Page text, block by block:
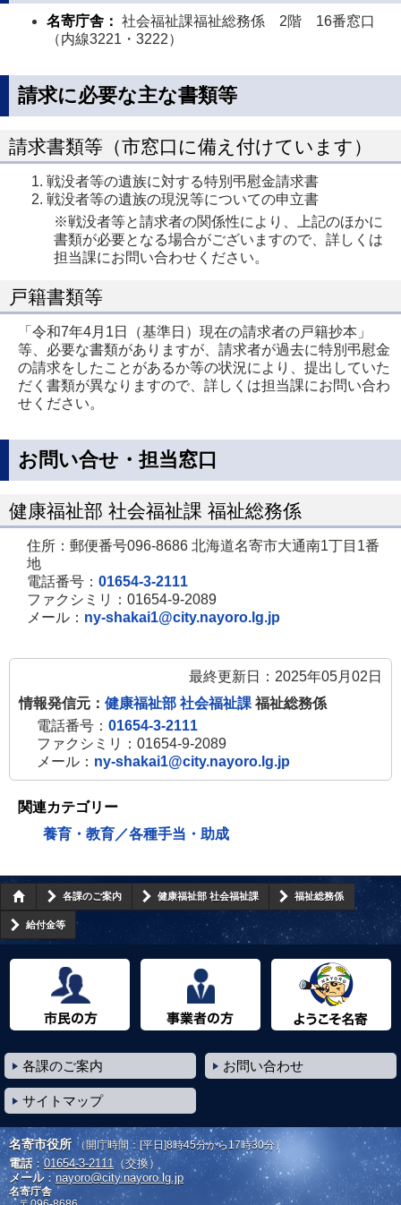
名寄庁舎： 社会福祉課福祉総務係 2階 16番窓口
（内線3221・3222）
請求に必要な主な書類等
請求書類等（市窓口に備え付けています）
戦没者等の遺族に対する特別弔慰金請求書
戦没者等の遺族の現況等についての申立書
※戦没者等と請求者の関係性により、上記のほかに
書類が必要となる場合がございますので、詳しくは
担当課にお問い合わせください。
戸籍書類等
「令和7年4月1日（基準日）現在の請求者の戸籍抄本」
等、必要な書類がありますが、請求者が過去に特別弔慰金
の請求をしたことがあるか等の状況により、提出していた
だく書類が異なりますので、詳しくは担当課にお問い合わ
せください。
お問い合せ・担当窓口
健康福祉部 社会福祉課 福祉総務係
住所：郵便番号096-8686 北海道名寄市大通南1丁目1番
地
電話番号： 01654-3-2111
ファクシミリ：01654-9-2089
メール： ny-shakai1@city.nayoro.lg.jp
最終更新日：2025年05月02日
情報発信元： 健康福祉部 社会福祉課 福祉総務係
電話番号： 01654-3-2111
ファクシミリ：01654-9-2089
メール： ny-shakai1@city.nayoro.lg.jp
関連カテゴリー
養育・教育／各種手当・助成
各課のご案内 健康福祉部 社会福祉課 福祉総務係
給付金等
各課のご案内 お問い合わせ
サイトマップ
名寄市役所 （開庁時間：[平日]8時45分から17時30分）
電話： 01654-3-2111（交換）
メール：nayoro@city.nayoro.lg.jp
名寄庁舎